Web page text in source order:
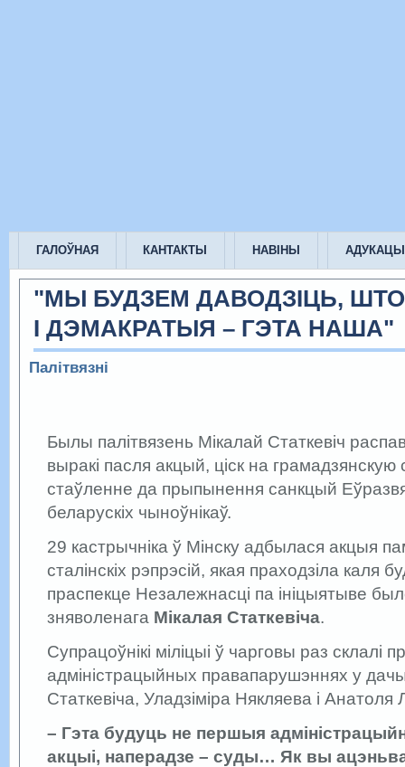
ГАЛОЎНАЯ КАНТАКТЫ НАВІНЫ
"МЫ БУДЗЕМ ДАВОДЗІЦЬ,
І ДЭМАКРАТЫЯ – ГЭТА НАША"
Палітвязні
Былы палітвязень Мікалай Статкевіч
выракі пасля акцый, ціск на грамадзянскую
стаўленне да прыпынення санкцый
беларускіх чыноўнікаў.
29 кастрычніка ў Мінску адбылася акцыя
сталінскіх рэпрэсій, якая праходзіла каля
праспекце Незалежнасці па ініцыятыве
зняволенага Мікалая Статкевіча.
Супрацоўнікі міліцыі ў чарговы раз склалі
адміністрацыйных правапарушэннях у
Статкевіча, Уладзіміра Някляева і Анатоля
– Гэта будуць не першыя
акцыі, наперадзе – суды… Як вы